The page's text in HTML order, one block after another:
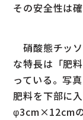
その安全性は
硝酸態チッ
な特長は「肥
っている。写
肥料を下部に
φ3cm×12cm